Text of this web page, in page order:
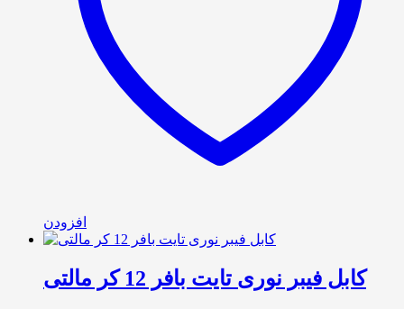
افزودن
کابل فیبر نوری تایت بافر 12 کر مالتی